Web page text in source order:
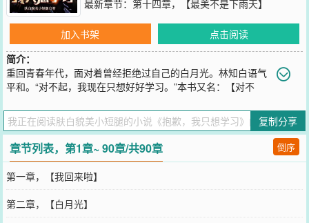
最新章节： 第十四章，【最美不是下雨天】
加入书架
点击阅读
简介：
重回青春年代，面对着曾经拒绝过自己的白月光。林知白语气
平和。“对不起，我现在只想好好学习。”本书又名：【对不
没有兴趣】【我和她就是普通朋友】【你要这样想，那我也没办法】
您要是觉得《抱歉，我只想学习》还不错的话请不要忘记向您QQ群和
微博微信里的朋友推荐哦！
复制分享
章节列表，第1章~ 90章/共90章 倒序
第一章，【我回来啦】
第二章，【白月光】